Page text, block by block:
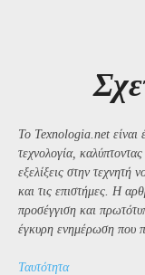
Το Texnologia.net είναι
τεχνολογία,
εξελίξεις στην τεχνητή
και τις επιστήμες. Η
προσέγγιση και
έγκυρη ενημέρωση που
Ταυτότητα